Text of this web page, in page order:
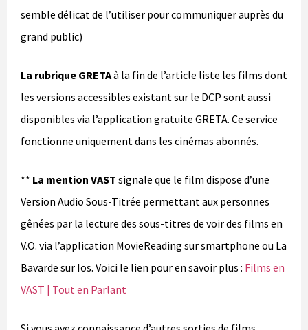
semble délicat de l’utiliser pour communiquer auprès du
grand public)
La rubrique GRETAà la fin de l’article liste les films dont
les versions accessibles existant sur le DCP sont aussi
disponibles via l’application gratuite GRETA. Ce service
fonctionne uniquement dans les cinémas abonnés.
** La mention VAST signale que le film dispose d’une
Version Audio Sous-Titrée permettant aux personnes
gênées par la lecture des sous-titres de voir des films en
V.O. via l’application MovieReading sur smartphone ou La
Bavarde sur Ios. Voici le lien pour en savoir plus : Films en
VAST | Tout en Parlant